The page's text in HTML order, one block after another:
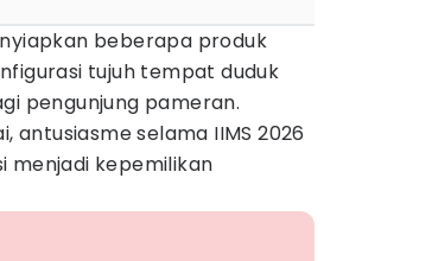
beberapa produk
tujuh tempat duduk
pengunjung pameran.
antusiasme selama IIMS 2026
menjadi kepemilikan